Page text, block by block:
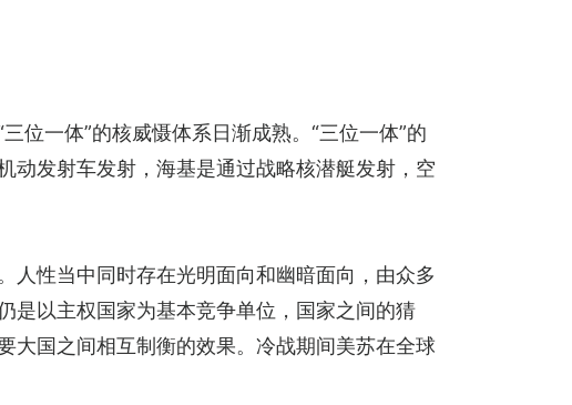
位一体”的核威慑体系日渐成熟。“三位一体”的
动发射车发射，海基是通过战略核潜艇发射，空
人性当中同时存在光明面向和幽暗面向，由众多
是以主权国家为基本竞争单位，国家之间的猜
大国之间相互制衡的效果。冷战期间美苏在全球